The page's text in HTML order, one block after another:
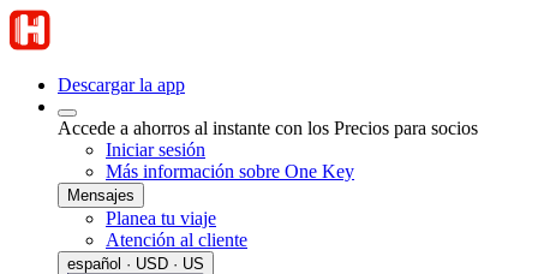
Descargar la app
Accede a ahorros al instante con los Precios para socios
Iniciar sesión
Más información sobre One Key
Mensajes
Planea tu viaje
Atención al cliente
español · USD · US